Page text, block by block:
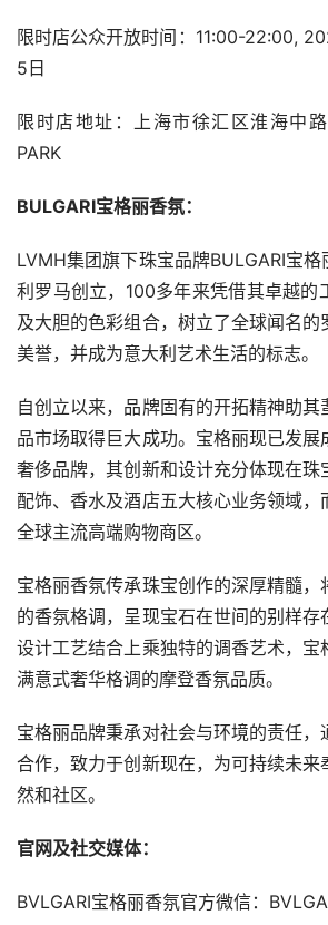
限时店公众开放时间：11:00-22:00,
5日
限时店地址：上海市徐汇区淮海中
PARK
BULGARI宝格丽香氛：
LVMH集团旗下珠宝品牌BULGARI宝
利罗马创立，100多年来凭借其卓越的
及大胆的色彩组合，树立了全球闻名的
美誉，并成为意大利艺术生活的标志。
自创立以来，品牌固有的开拓精神助其
品市场取得巨大成功。宝格丽现已发
奢侈品牌，其创新和设计充分体现在珠
配饰、香水及酒店五大核心业务领域，
全球主流高端购物商区。
宝格丽香氛传承珠宝创作的深厚精髓
的香氛格调，呈现宝石在世间的别样存
设计工艺结合上乘独特的调香艺术，宝
满意式奢华格调的摩登香氛品质。
宝格丽品牌秉承对社会与环境的责任，
合作，致力于创新现在，为可持续未来
然和社区。
官网及社交媒体：
BVLGARI宝格丽香氛官方微信：